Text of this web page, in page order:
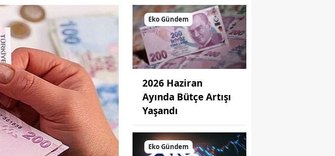
Eko Gündem
2026 Haziran
Ayında Bütçe Artışı
Yaşandı
Eko Gündem